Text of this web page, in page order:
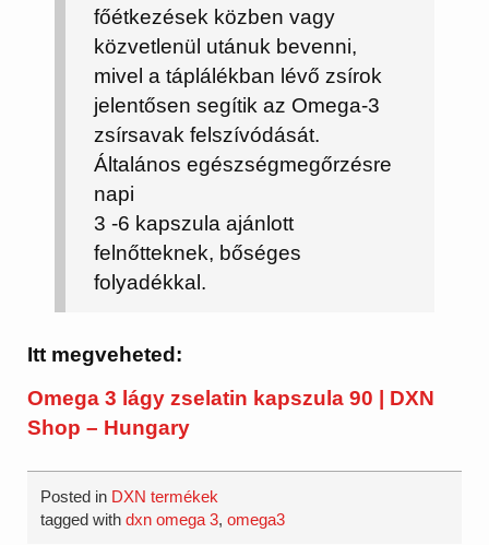
főétkezések közben vagy
közvetlenül utánuk bevenni,
mivel a táplálékban lévő zsírok
jelentősen segítik az Omega-3
zsírsavak felszívódását.
Általános egészségmegőrzésre
napi
3 -6 kapszula ajánlott
felnőtteknek, bőséges
folyadékkal.
Itt megveheted:
Omega 3 lágy zselatin kapszula 90 | DXN
Shop – Hungary
Posted in DXN termékek
tagged withdxn omega 3,omega3